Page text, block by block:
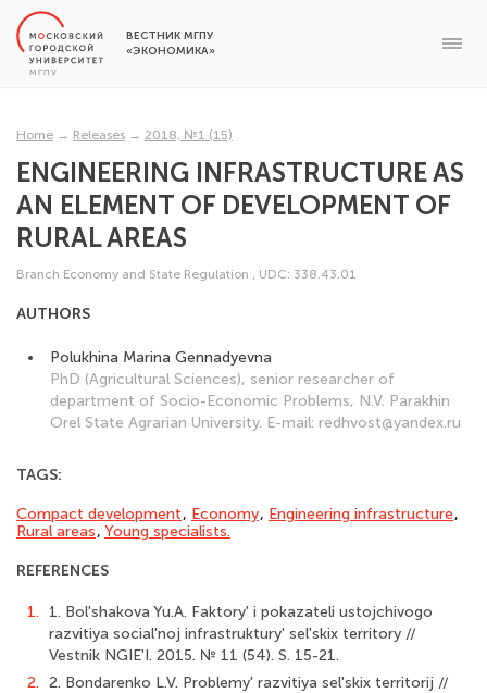
ВЕСТНИК МГПУ
«ЭКОНОМИКА»
Home → Releases → 2018, №1 (15)
ENGINEERING INFRASTRUCTURE AS
AN ELEMENT OF DEVELOPMENT OF
RURAL AREAS
Branch Economy and State Regulation , UDC: 338.43.01
AUTHORS
Polukhina Marina Gennadyevna
PhD (Аgricultural Sciences), senior researcher of
department of Socio-Economic Problems, N.V. Parakhin
Orel State Agrarian University. E-mail: redhvost@yandex.ru
TAGS:
Compact development, Economy, Engineering infrastructure,
Rural areas, Young specialists.
REFERENCES
1.
1. Bol'shakova Yu.A. Faktory' i pokazateli ustojchivogo
razvitiya social'noj infrastruktury' sel'skix territory //
Vestnik NGIE'I. 2015. № 11 (54). S. 15-21.
2. 2. Bondarenko L.V. Problemy' razvitiya sel'skix territorij //